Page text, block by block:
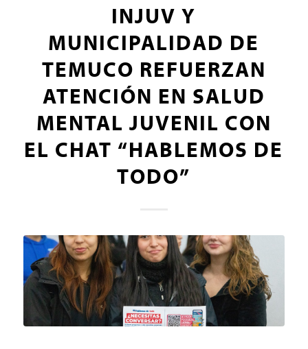
INJUV Y
MUNICIPALIDAD DE
TEMUCO REFUERZAN
ATENCIÓN EN SALUD
MENTAL JUVENIL CON
EL CHAT “HABLEMOS DE
TODO”